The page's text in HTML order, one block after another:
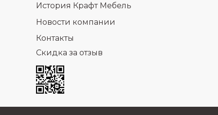
История Крафт Мебель
Новости компании
Контакты
Скидка за отзыв